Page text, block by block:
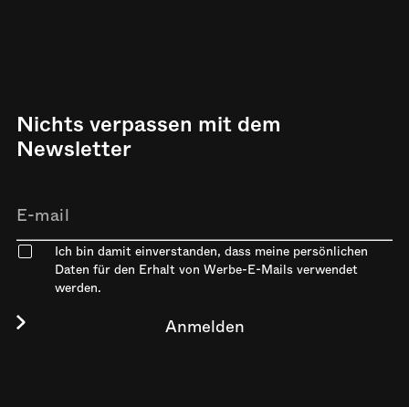
Nichts verpassen mit dem
Newsletter
Ich bin damit einverstanden, dass meine persönlichen
Daten für den Erhalt von Werbe-E-Mails verwendet
werden.